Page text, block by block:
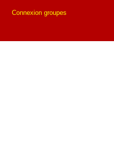
Connexion groupes